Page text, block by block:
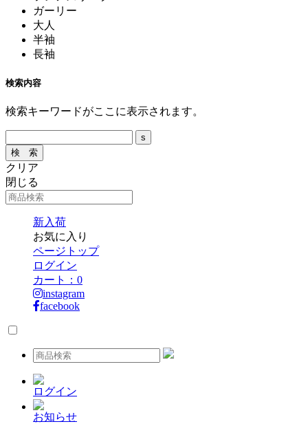
ガーリー
大人
半袖
長袖
検索内容
検索キーワードがここに表示されます。
クリア
閉じる
新入荷
お気に入り
ページトップ
ログイン
カート： 0
instagram
facebook
ログイン
お知らせ